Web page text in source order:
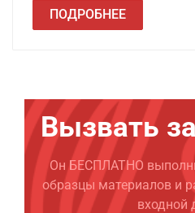
ПОДРОБНЕЕ
Вызвать
Он БЕСПЛАТНО
образцы материалов и
входной